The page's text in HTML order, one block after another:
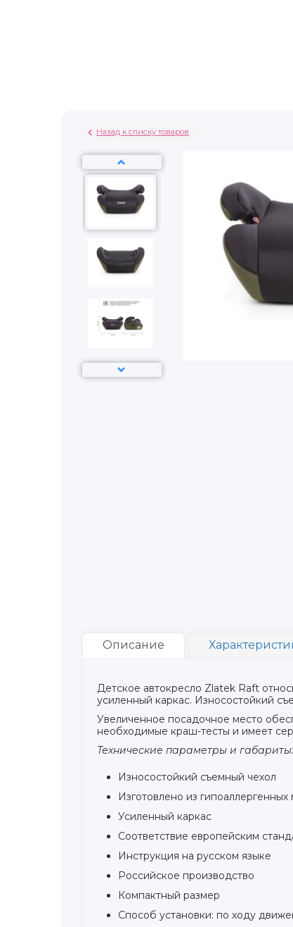
Назад к списку товаров
Описание
Детское автокресло Zlatek Raft
усиленный каркас. Износостойкий
Увеличенное посадочное место
необходимые краш-тесты и имеет
Технические параметры и габариты:
Износостойкий съемный чехол
Изготовлено из гипоаллергенных
Усиленный каркас
Соответствие европейским
Инструкция на русском языке
Российское производство
Компактный размер
Способ установки: по ходу